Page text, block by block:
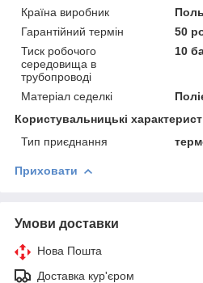
Країна виробник
Гарантійний термін
50
Тиск робочого
середовища в
трубопроводі
10
Матеріал седелкі
Користувальницькі
Тип приєднання
Приховати
Умови доставки
Нова Пошта
Доставка кур'єром